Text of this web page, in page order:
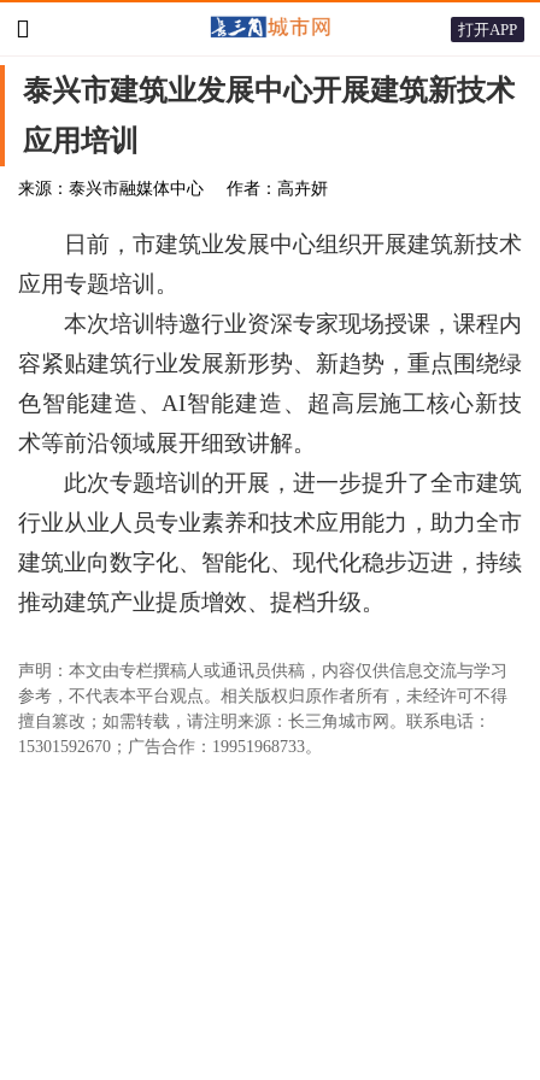
 打开APP
泰兴市建筑业发展中心开展建筑新技术
应用培训
来源：泰兴市融媒体中心 作者：高卉妍
日前，市建筑业发展中心组织开展建筑新技术
应用专题培训。
本次培训特邀行业资深专家现场授课，课程内
容紧贴建筑行业发展新形势、新趋势，重点围绕绿
色智能建造、AI智能建造、超高层施工核心新技
术等前沿领域展开细致讲解。
此次专题培训的开展，进一步提升了全市建筑
行业从业人员专业素养和技术应用能力，助力全市
建筑业向数字化、智能化、现代化稳步迈进，持续
推动建筑产业提质增效、提档升级。
声明：本文由专栏撰稿人或通讯员供稿，内容仅供信息交流与学习
参考，不代表本平台观点。相关版权归原作者所有，未经许可不得
擅自篡改；如需转载，请注明来源：长三角城市网。联系电话：
15301592670；广告合作：19951968733。